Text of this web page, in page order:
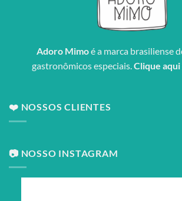
Adoro Mimoé a marca brasiliense
gastronômicos especiais.Clique aqui
❤️ NOSSOS CLIENTES
📷 NOSSO INSTAGRAM